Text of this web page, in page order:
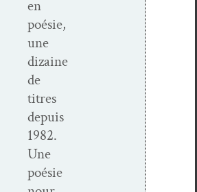
en
poésie,
une
dizaine
de
titres
depuis
1982.
Une
poésie